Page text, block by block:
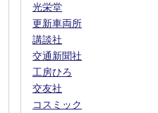
光栄堂
更新車両所
講談社
交通新聞社
工房ひろ
交友社
コスミック